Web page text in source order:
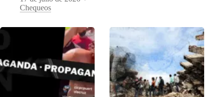
Chequeos